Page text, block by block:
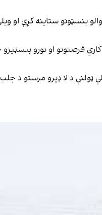
بنسټونو ستاینه کړې او
فرصتونو او نورو بنسټیزو
ټولنې د لا ډېرو مرستو د